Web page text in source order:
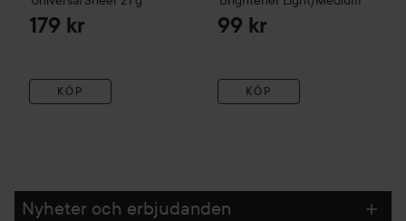
179 kr
KÖP
99 kr
KÖP
Nyheter och erbjudanden